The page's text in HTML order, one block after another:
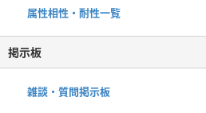
属性相性・耐性一覧
掲示板
雑談・質問掲示板